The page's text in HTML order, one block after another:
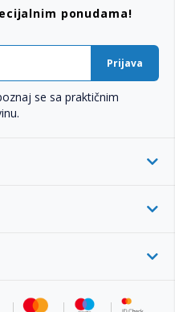
ponudama!
Prijava
se sa praktičnim